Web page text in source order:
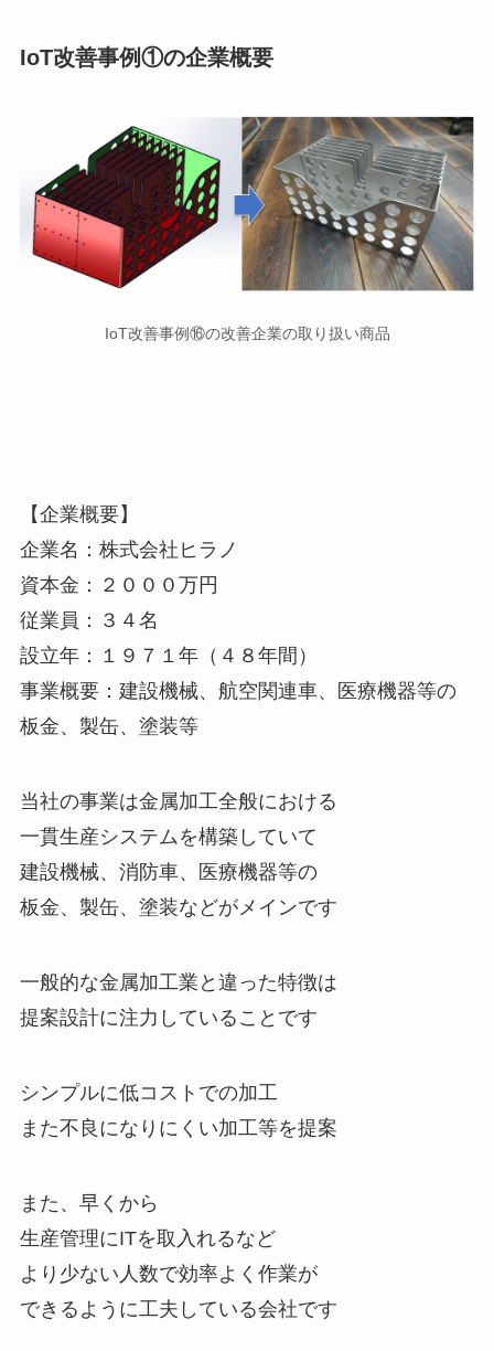
IoT改善事例①の企業概要
IoT改善事例⑯の改善企業の取り扱い商品
【企業概要】
企業名：株式会社ヒラノ
資本金：２０００万円
従業員：３４名
設立年：１９７１年（４８年間）
事業概要：建設機械、航空関連車、医療機器等の
板金、製缶、塗装等
当社の事業は金属加工全般における
一貫生産システムを構築していて
建設機械、消防車、医療機器等の
板金、製缶、塗装などがメインです
一般的な金属加工業と違った特徴は
提案設計に注力していることです
シンプルに低コストでの加工
また不良になりにくい加工等を提案
また、早くから
生産管理にITを取入れるなど
より少ない人数で効率よく作業が
できるように工夫している会社です